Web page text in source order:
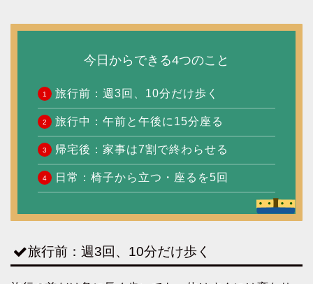
今日からできる4つのこと
旅行前：週3回、10分だけ歩く
旅行中：午前と午後に15分座る
帰宅後：家事は7割で終わらせる
日常：椅子から立つ・座るを5回
旅行前：週3回、10分だけ歩く